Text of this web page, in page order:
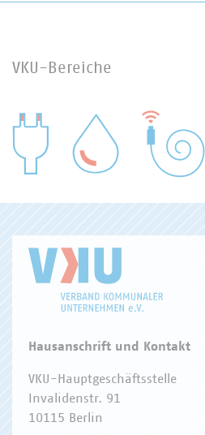
VKU-Bereiche
WASSER/ABWASSER
Hausanschrift und Kontakt
VKU-Hauptgeschäftsstelle
Invalidenstr. 91
10115 Berlin